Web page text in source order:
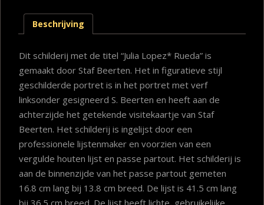
Beschrijving
Dit schilderij met de titel “Julia Lopez* Rueda” is
gemaakt door Staf Beerten. Het in figuratieve stijl
geschilderde portret is in het portret met verf
linksonder gesigneerd S. Beerten en heeft aan de
achterzijde het getekende visitekaartje van Staf
Beerten. Het schilderij is ingelijst door een
professionele lijstenmaker en voorzien van een
vergulde houten lijst en passe partout. Het schilderij is
aan de binnenzijde van het passe partout gemeten
16.8 cm lang bij 13.8 cm breed. De lijst is 41.5 cm lang
bij 36.5 cm breed. De lijst heeft lichte, gebruikelijke